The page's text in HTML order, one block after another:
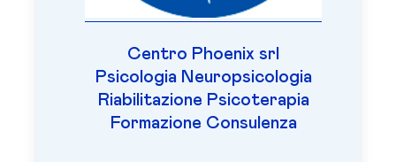
Centro Phoenix srl
Psicologia Neuropsicologia
Riabilitazione Psicoterapia
Formazione Consulenza